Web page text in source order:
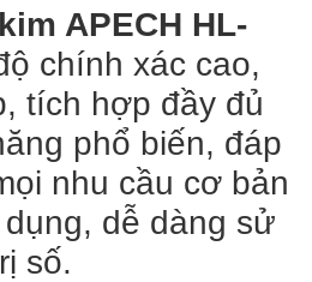
APECH HL-
chính xác cao,
tích hợp đầy đủ
phổ biến, đáp
nhu cầu cơ bản
dễ dàng sử
số.